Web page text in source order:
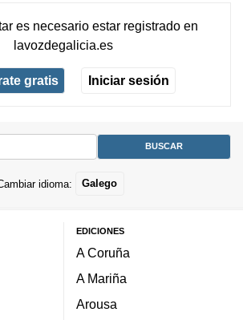
es necesario estar registradoen
lavozdegalicia.es
gratis Iniciar sesión
idioma: Galego
EDICIONES
A Coruña
A Mariña
Arousa